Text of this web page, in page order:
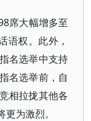
席大幅增多至
语权。此外，
名选举中支持
名选举前，自
相拉拢其他各
为激烈。